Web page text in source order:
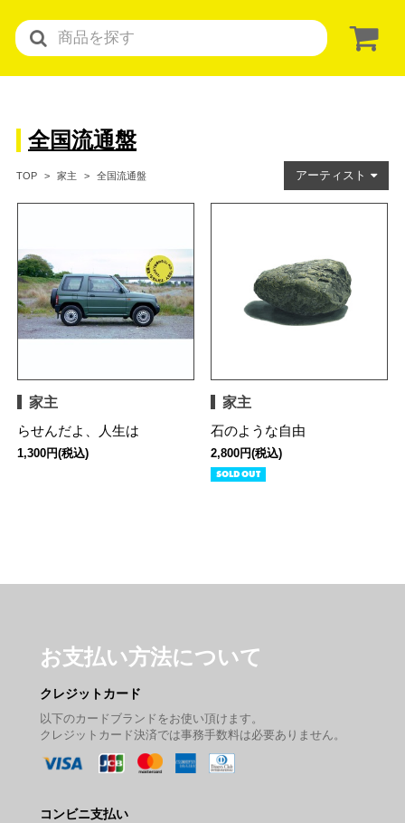
全国流通盤
TOP 家主 全国流通盤 アーティスト
家主
らせんだよ、人生は
1,300円(税込)
家主
石のような自由
2,800円(税込)
SOLD OUT
お支払い方法について
クレジットカード
以下のカードブランドをお使い頂けます。
クレジットカード決済では事務手数料は必要ありません。
コンビニ支払い